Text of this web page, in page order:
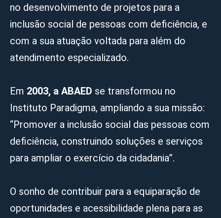
no desenvolvimento de projetos para a
inclusão social de pessoas com deficiência, e
com a sua atuação voltada para além do
atendimento especializado.
Em 2003, a ABAED se transformou no
Instituto Paradigma, ampliando a sua missão:
“Promover a inclusão social das pessoas com
deficiência, construindo soluções e serviços
para ampliar o exercício da cidadania”.
O sonho de contribuir para a equiparação de
oportunidades e acessibilidade plena para as